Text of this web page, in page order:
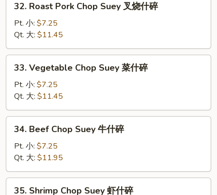
Roast
Pork
Chop
Suey
叉
32. Roast Pork Chop Suey 叉烧什碎
Pt. 小: $7.25
Qt. 大: $11.45
Vegetable
Chop
Suey
菜
什
33. Vegetable Chop Suey 菜什碎
Pt. 小: $7.25
Qt. 大: $11.45
Beef
Chop
Suey
牛
什
34. Beef Chop Suey 牛什碎
Pt. 小: $7.25
Qt. 大: $11.95
35. Shrimp Chop Suey 虾什碎